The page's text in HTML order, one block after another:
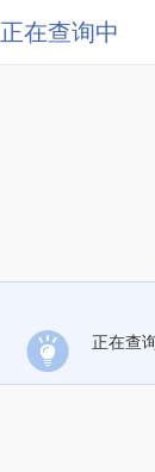
正在查询中
正在查